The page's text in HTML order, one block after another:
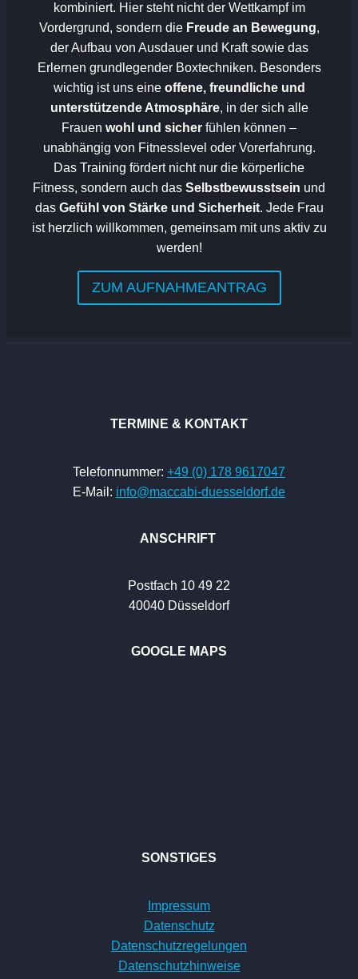
kombiniert. Hier steht nicht der Wettkampf im
Vordergrund, sondern die Freude an Bewegung,
der Aufbau von Ausdauer und Kraft sowie das
Erlernen grundlegender Boxtechniken. Besonders
wichtig ist uns eine offene, freundliche und
unterstützende Atmosphäre, in der sich alle
Frauen wohl und sicher fühlen können –
unabhängig von Fitnesslevel oder Vorerfahrung.
Das Training fördert nicht nur die körperliche
Fitness, sondern auch das Selbstbewusstsein und
das Gefühl von Stärke und Sicherheit. Jede Frau
ist herzlich willkommen, gemeinsam mit uns aktiv zu
werden!
ZUM AUFNAHMEANTRAG
TERMINE & KONTAKT
Telefonnummer: +49 (0) 178 9617047
E-Mail: info@maccabi-duesseldorf.de
ANSCHRIFT
Postfach 10 49 22
40040 Düsseldorf
GOOGLE MAPS
SONSTIGES
Impressum
Datenschutz
Datenschutzregelungen
Datenschutzhinweise